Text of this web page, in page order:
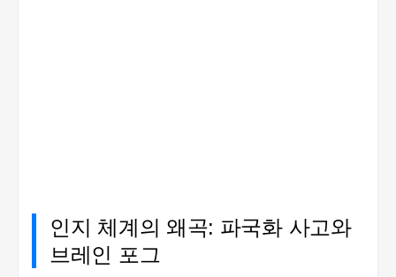
인지 체계의 왜곡: 파국화 사고와
브레인 포그